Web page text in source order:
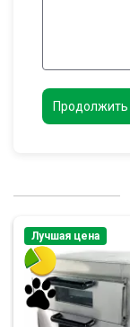
Продолжить
Лучшая цена